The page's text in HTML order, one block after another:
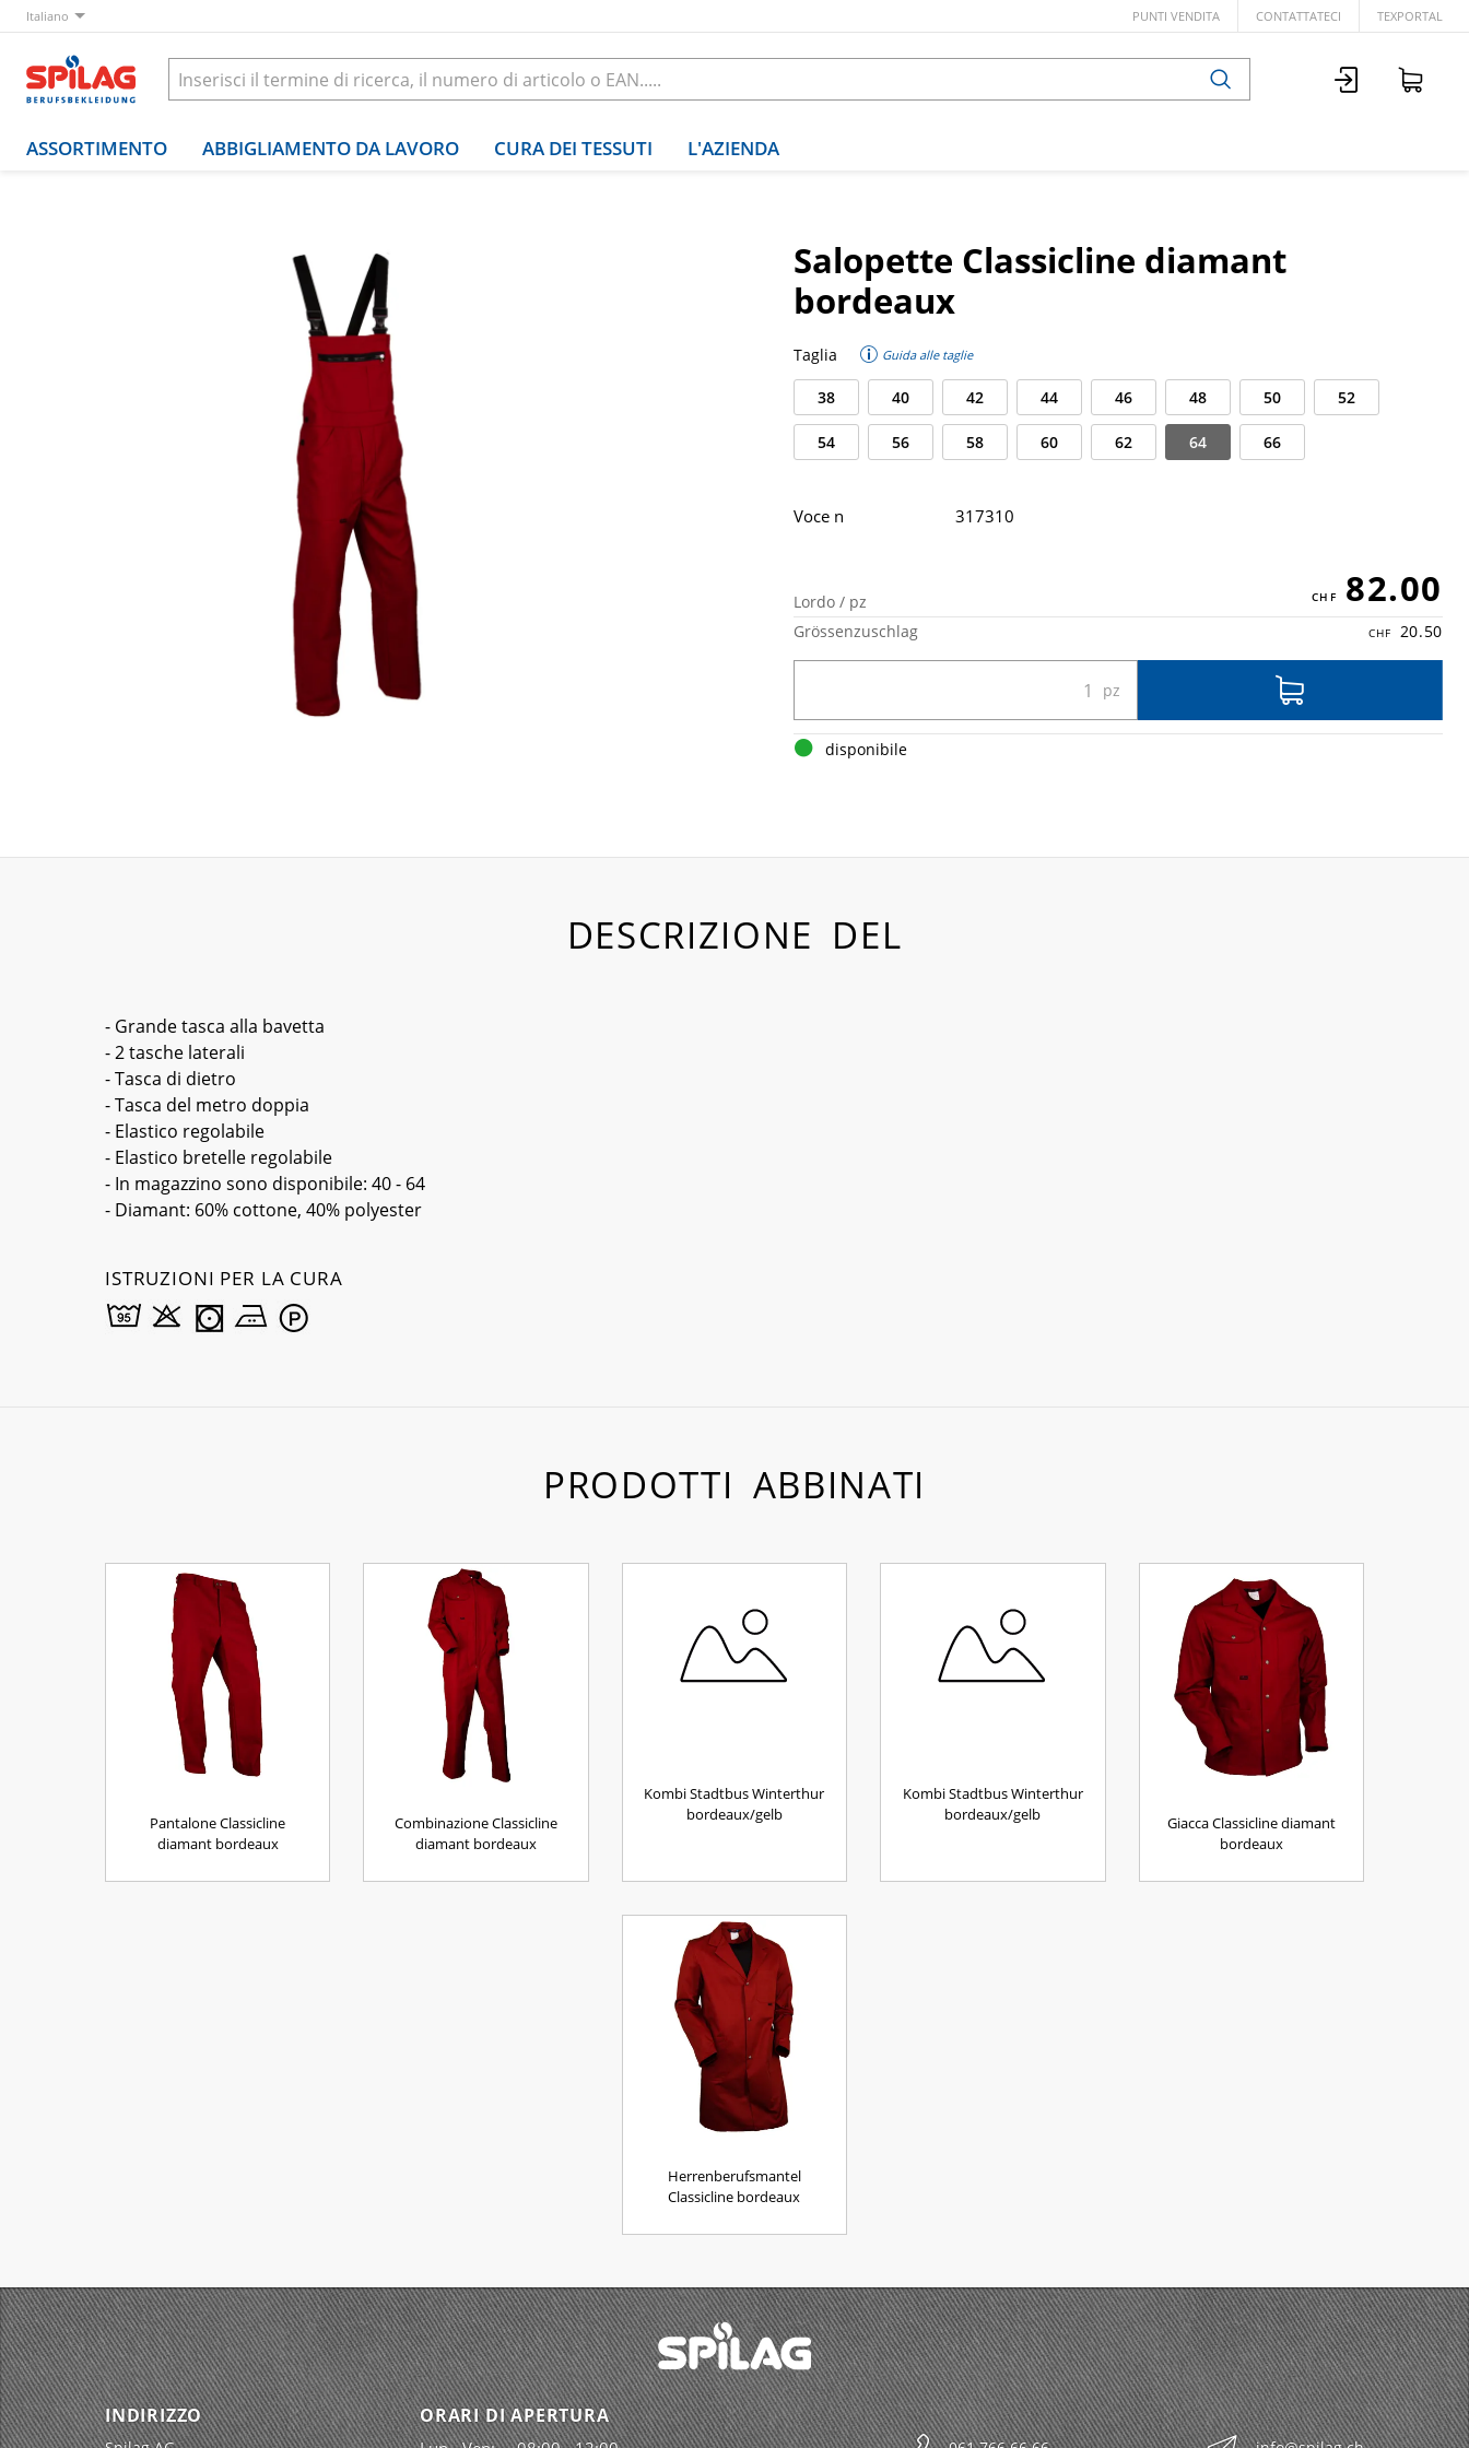
Italiano PUNTI VENDITA CONTATTATECI TEXPORTAL
ASSORTIMENTO ABBIGLIAMENTO DA LAVORO CURA DEI TESSUTI L'AZIENDA
Salopette Classicline diamant
bordeaux
Taglia Guida alle taglie
38 40 42 44 46 48 50 52
54 56 58 60 62 64 66
Lordo / pz 82.00
Grössenzuschlag 20.50
disponibile
Voce n 317310
DESCRIZIONE DEL
- Grande tasca alla bavetta
- 2 tasche laterali
- Tasca di dietro
- Tasca del metro doppia
- Elastico regolabile
- Elastico bretelle regolabile
- In magazzino sono disponibile: 40 - 64
- Diamant: 60% cottone, 40% polyester
ISTRUZIONI PER LA CURA
PRODOTTI ABBINATI
Pantalone Classicline
diamant bordeaux
Combinazione Classicline
diamant bordeaux
Kombi Stadtbus Winterthur
bordeaux/gelb
Kombi Stadtbus Winterthur
bordeaux/gelb
Giacca Classicline diamant
bordeaux
Herrenberufsmantel
Classicline bordeaux
INDIRIZZO ORARI DI APERTURA